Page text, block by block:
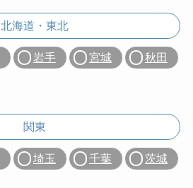
北海道・東北
岩手 宮城 秋田
関東
埼玉 千葉 茨城